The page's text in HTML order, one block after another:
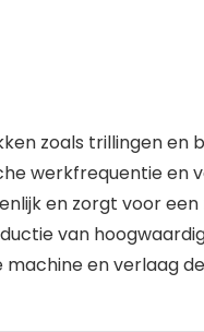
zoals trillingen
werkfrequentie
en zorgt voor
van
en verlaag